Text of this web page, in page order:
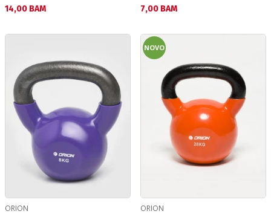
Текуща цена:
14,00 BAM Текуща цена:
7,00 BAM
ORION
NOVO
ORION